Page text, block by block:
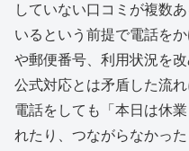
していない口コミが複数
いるという前提で電話を
や郵便番号、利用状況を
公式対応とは矛盾した流
電話をしても「本日は休
れたり、つながらなかっ